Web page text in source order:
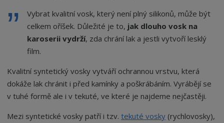
Vybrat kvalitní vosk, který není plný silikonů, může být
celkem oříšek. Důležité je to, jak dlouho vosk na
karoserii vydrží, zda chrání lak a jestli vytvoří lesklý
film.
Kvalitní syntetický vosky vytváří ochrannou vrstvu, která
dokáže lak chránit i před kamínky a poškrábáním. Vyrábějí se
v tuhé formě ale i v tekuté, ve které je najdeme nejčastěji.
Mezi syntetické vosky patří i tzv.tekuté vosky (rychlovosky),